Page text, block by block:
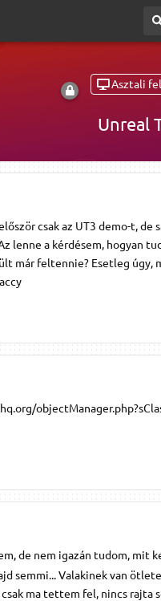
Asztali
Unreal
csak az UT3 demo-t,
lenne a kérdésem, hogyan
már feltennie? Esetleg úgy,
de nem igazán tudom, mit
semmi... Valakinek van
ma tettem fel, nincs rajta